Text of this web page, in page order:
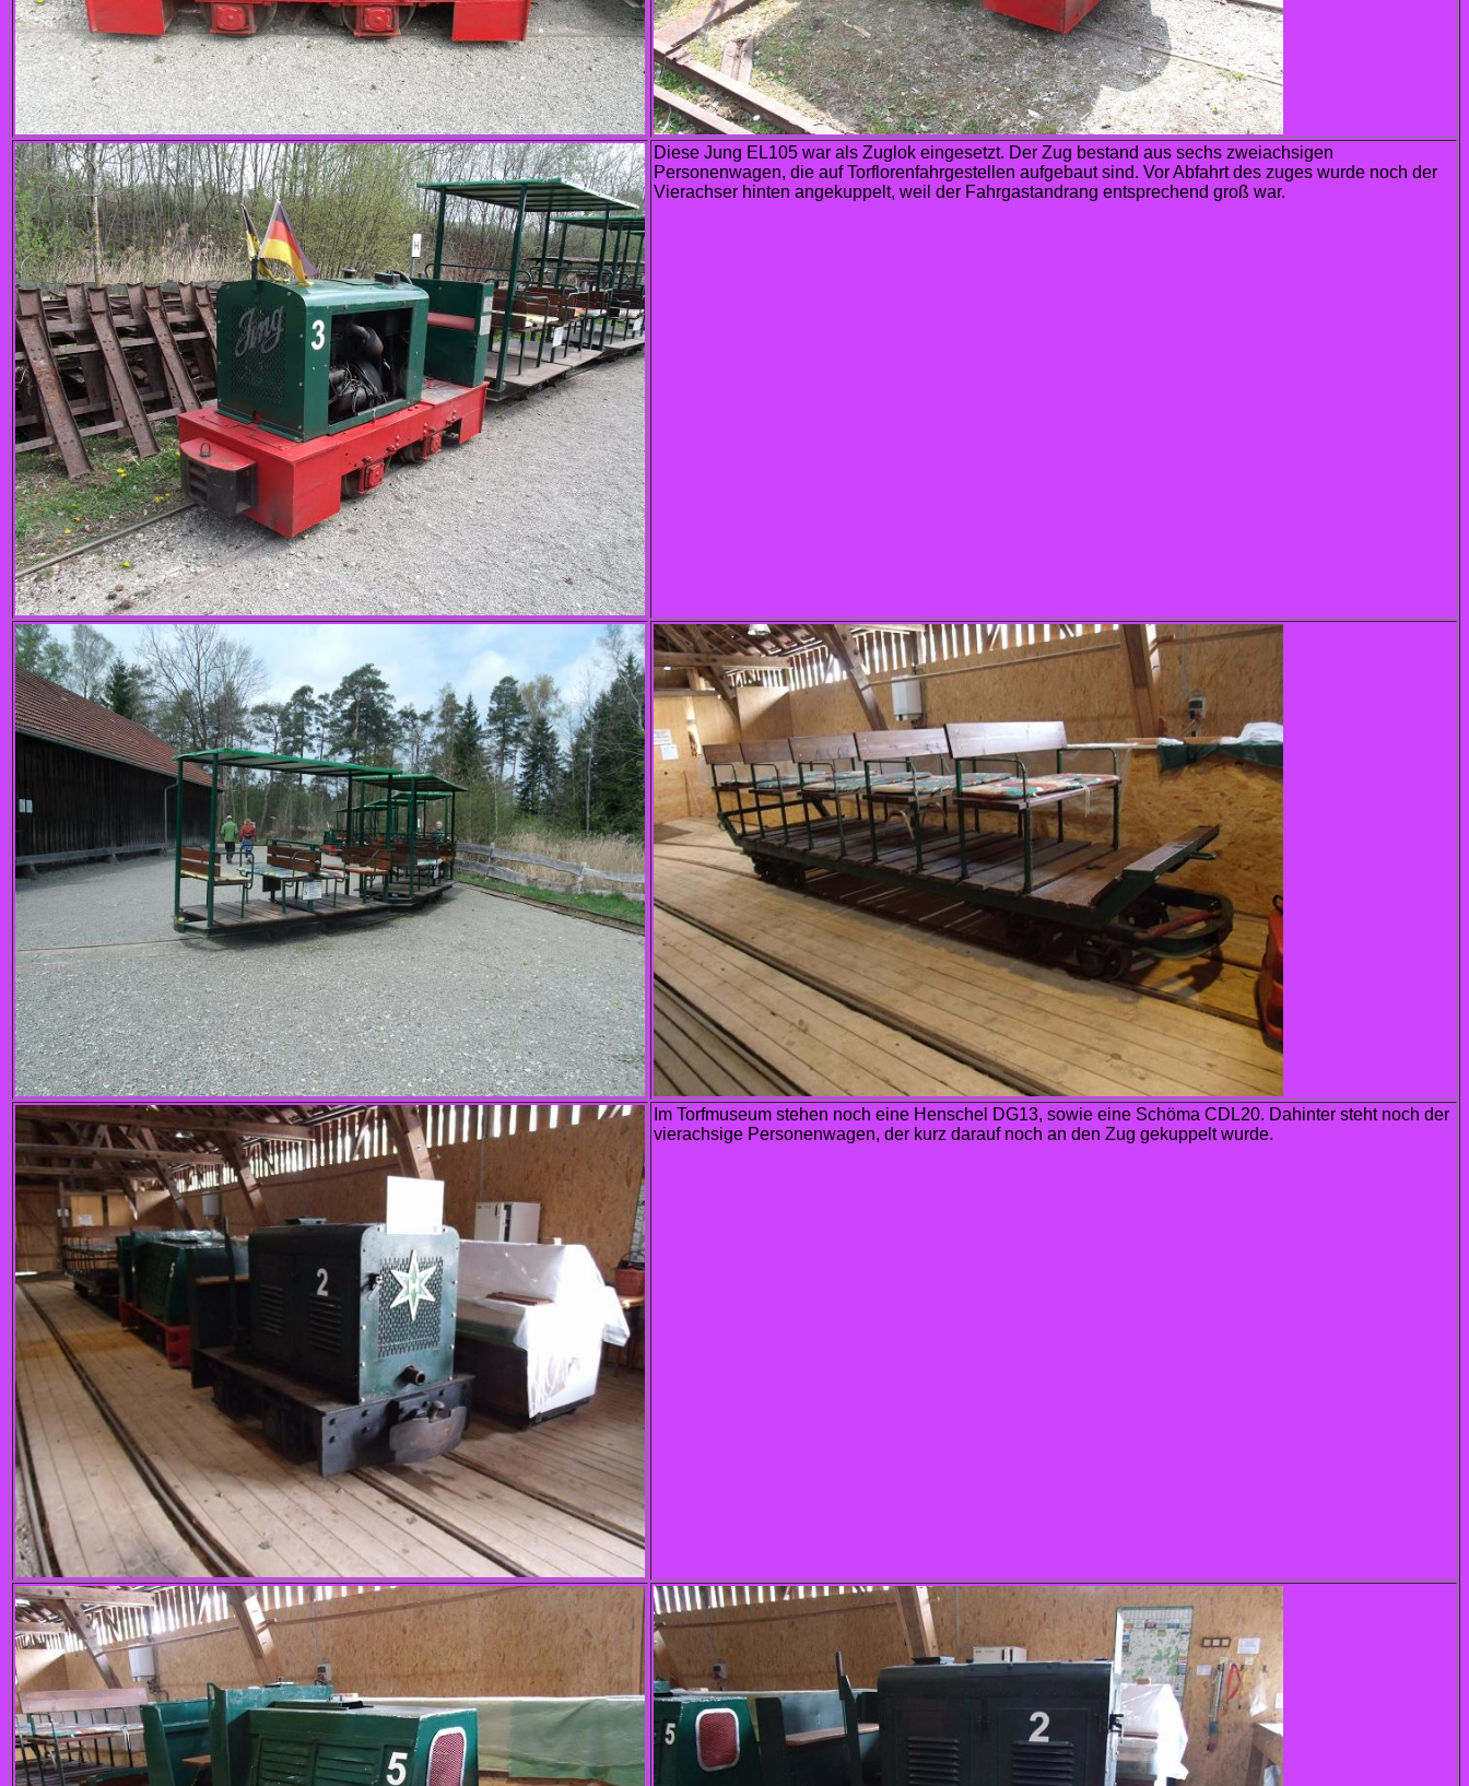
Diese Jung EL105 war als Zuglok eingesetzt. Der Zug bestand aus sechs zweiachsigen
Personenwagen, die auf Torflorenfahrgestellen aufgebaut sind. Vor Abfahrt des zuges wurde noch der
Vierachser hinten angekuppelt, weil der Fahrgastandrang entsprechend groß war.
Im Torfmuseum stehen noch eine Henschel DG13, sowie eine Schöma CDL20. Dahinter steht noch der
vierachsige Personenwagen, der kurz darauf noch an den Zug gekuppelt wurde.